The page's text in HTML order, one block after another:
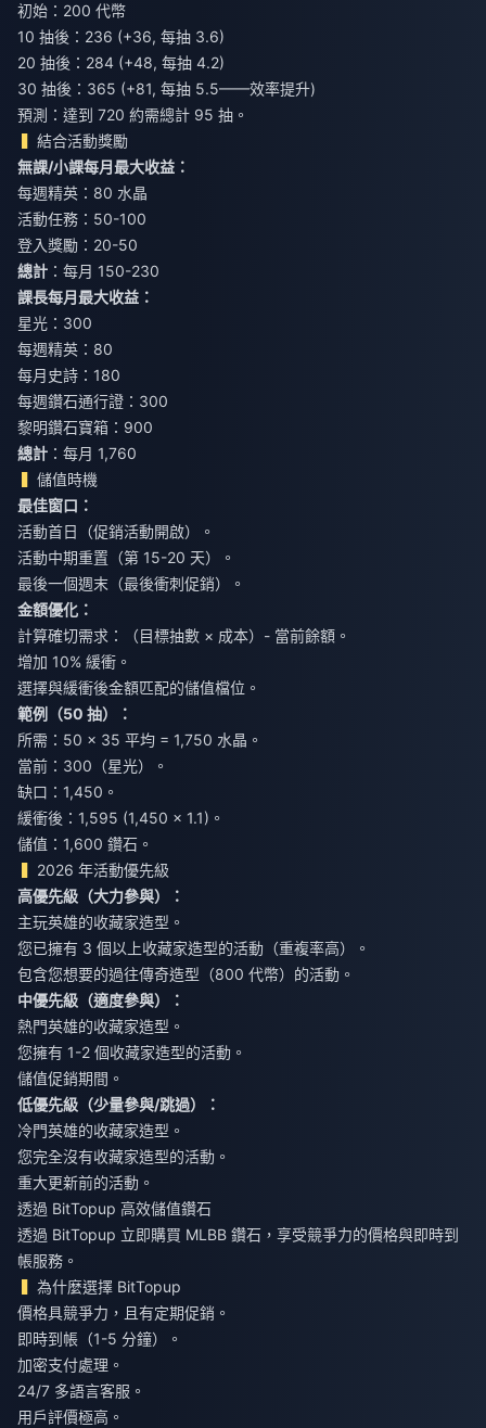
初始：200 代幣
10 抽後：236 (+36, 每抽 3.6)
20 抽後：284 (+48, 每抽 4.2)
30 抽後：365 (+81, 每抽 5.5——效率提升)
預測：達到 720 約需總計 95 抽。
結合活動獎勵
無課/小課每月最大收益：
每週精英：80 水晶
活動任務：50-100
登入獎勵：20-50
總計 ：每月 150-230
課長每月最大收益：
星光：300
每週精英：80
每月史詩：180
每週鑽石通行證：300
黎明鑽石寶箱：900
總計 ：每月 1,760
儲值時機
最佳窗口：
活動首日（促銷活動開啟）。
活動中期重置（第 15-20 天）。
最後一個週末（最後衝刺促銷）。
金額優化：
計算確切需求：（目標抽數 × 成本）- 當前餘額。
增加 10% 緩衝。
選擇與緩衝後金額匹配的儲值檔位。
範例（50 抽）：
所需：50 × 35 平均 = 1,750 水晶。
當前：300（星光）。
缺口：1,450。
緩衝後：1,595 (1,450 × 1.1)。
儲值：1,600 鑽石。
2026 年活動優先級
高優先級（大力參與）：
主玩英雄的收藏家造型。
您已擁有 3 個以上收藏家造型的活動（重複率高）。
包含您想要的過往傳奇造型（800 代幣）的活動。
中優先級（適度參與）：
熱門英雄的收藏家造型。
您擁有 1-2 個收藏家造型的活動。
儲值促銷期間。
低優先級（少量參與/跳過）：
冷門英雄的收藏家造型。
您完全沒有收藏家造型的活動。
重大更新前的活動。
透過 BitTopup 高效儲值鑽石
透過 BitTopup 立即購買 MLBB 鑽石 ，享受競爭力的價格與即時到
帳服務。
為什麼選擇 BitTopup
價格具競爭力，且有定期促銷。
即時到帳（1-5 分鐘）。
加密支付處理。
24/7 多語言客服。
用戶評價極高。